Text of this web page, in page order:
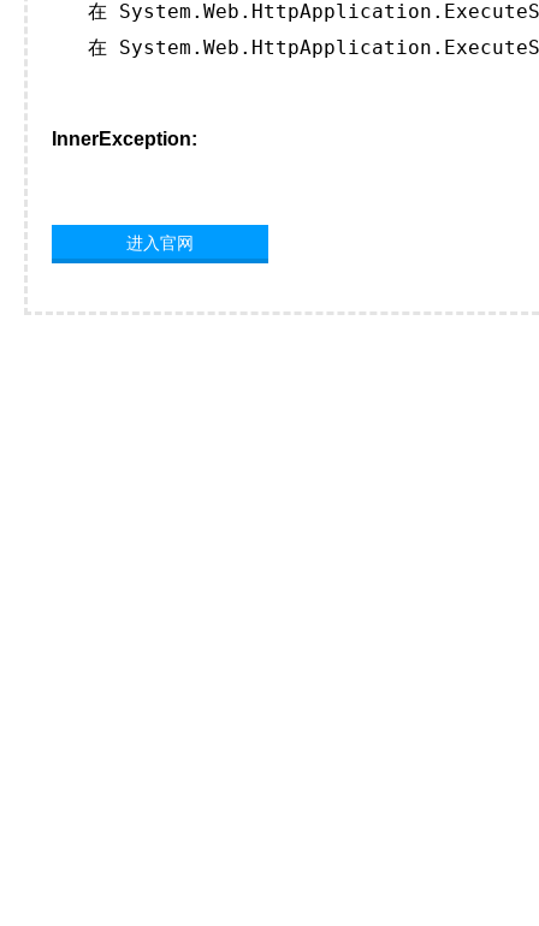
在
在
InnerException:
进入官网